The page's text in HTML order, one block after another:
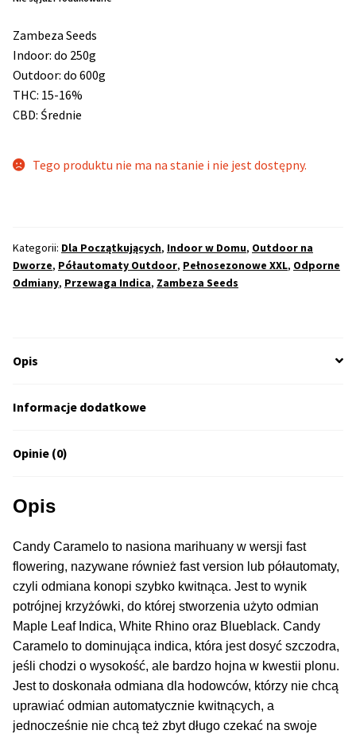
Max THC 21% i Więcej
Odporne Odmiany
Medyczne Odmiany
Regularne
Przewaga Sativa
100% Indica
Mix Paczki i Zestawy
Duże Oryginalne Opakowania
TOP 10 Auto
TOP 10 Indoor
TOP 10 Outdoor
Producenci Nasion
Rozwiń
menu
Fajki Wodne
Inne Akcesoria
Zambeza Seeds
Indoor: do 250g
Outdoor: do 600g
THC: 15-16%
CBD: Średnie
Tego produktu nie ma na stanie i nie jest dostępny.
Kategorii: Dla Początkujących, Indoor w Domu, Outdoor na
Dworze, Półautomaty Outdoor, Pełnosezonowe XXL, Odporne
Odmiany, Przewaga Indica, Zambeza Seeds
Opis
Informacje dodatkowe
Opinie (0)
Opis
Candy Caramelo to nasiona marihuany w wersji fast
flowering, nazywane również fast version lub półautomaty,
czyli odmiana konopi szybko kwitnąca. Jest to wynik
potrójnej krzyżówki, do której stworzenia użyto odmian
Maple Leaf Indica, White Rhino oraz Blueblack. Candy
Caramelo to dominująca indica, która jest dosyć szczodra,
jeśli chodzi o wysokość, ale bardzo hojna w kwestii plonu.
Jest to doskonała odmiana dla hodowców, którzy nie chcą
uprawiać odmian automatycznie kwitnących, a
jednocześnie nie chcą też zbyt długo czekać na swoje